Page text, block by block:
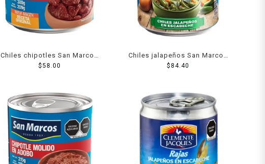
Chiles chipotles San Marcos
adobados 380 g
$58.00
Chiles jalapeños San Marcos
en escabeche 2.8 kg
$ 84.40